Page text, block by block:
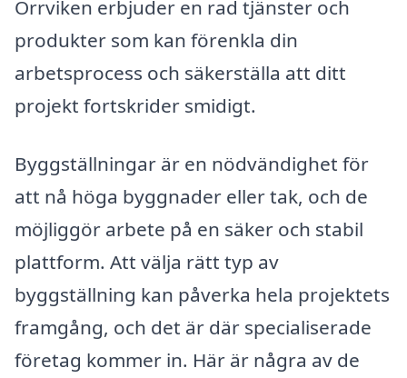
Orrviken erbjuder en rad tjänster och
produkter som kan förenkla din
arbetsprocess och säkerställa att ditt
projekt fortskrider smidigt.
Byggställningar är en nödvändighet för
att nå höga byggnader eller tak, och de
möjliggör arbete på en säker och stabil
plattform. Att välja rätt typ av
byggställning kan påverka hela projektets
framgång, och det är där specialiserade
företag kommer in. Här är några av de